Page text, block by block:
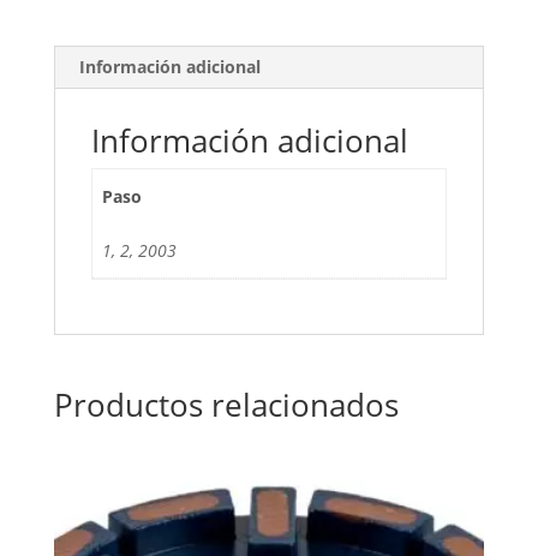
Información adicional
Información adicional
Paso
1, 2, 2003
Productos relacionados